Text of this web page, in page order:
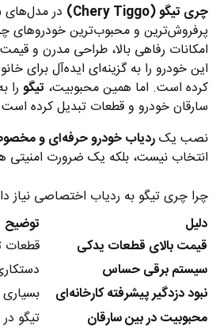
چری تیگو (Chery Tiggo)
پرفروش‌ترین و محبوب‌ترین خودروهای
امکانات رفاهی بالا، طراحی مدرن و
این خودرو را به گزینه‌ای ایده‌آل برای
کرده است. اما همین محبوبیت، تیگو را
سارقان خودرو و قطعات تبدیل کرده
نصب یکردیاب خودرو حرفه‌ای و
انتخاب نیست، بلکه یک ضرورت
چرا چری تیگو به ردیاب اختصاصی نیاز
دلیل
توضیح
قیمت بالای قطعات یدکی
قطعات
سیستم برقی حساس
نبود دزدگیر پیشرفته کارخانه‌ای
بسیاری
محبوبیت در بین سارقان
تیگو